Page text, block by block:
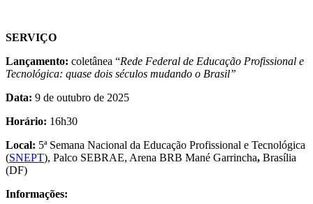
SERVIÇO
Lançamento: coletânea “Rede Federal de Educação Profissional e
Tecnológica: quase dois séculos mudando o Brasil”
Data: 9 de outubro de 2025
Horário: 16h30
Local: 5ª Semana Nacional da Educação Profissional e Tecnológica
(SNEPT), Palco SEBRAE, Arena BRB Mané Garrincha, Brasília
(DF)
Informações: